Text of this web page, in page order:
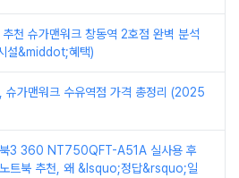
천 슈가맨워크 창동역 2호점 완벽 분석
설&middot;혜택)
슈가맨워크 수유역점 가격 총정리 (2025
북3 360 NT750QFT-A51A 실사용 후
트북 추천, 왜 &lsquo;정답&rsquo;일